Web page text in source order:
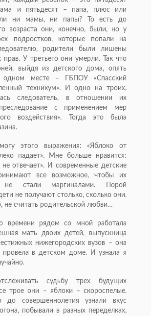
и пятьдесят – папа, плюс или
ни мамы, ни папы? То есть до
возраста они, конечно, были, но у
подростков, которые попали на
родители были лишены
прав. У третьего они умерли. Так что
выйдя из детского дома, опять
одном месте – ГБПОУ «Спасский
техникум». И одно на троих,
следователь, в отношении их
с применением мер
воздействия». Тогда это была
этого выражения: «Яблоко от
падает». Мне больше нравится:
отвечает». И современные детские
все возможное, чтобы их
не стали маргиналами. Порой
не получают столько, сколько они.
не считать родительской любви…
времени рядом со мной работала
мать двоих детей, выпускница
нижегородских вузов – она
провела в детском доме. И узнала я
судьбу трех будущих
трое они – яблоки – скороспелые.
до совершеннолетия узнали вкус
побывали в разных переделках,